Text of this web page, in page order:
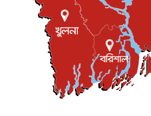
বিনোদন
ইস্ট লন্ডন মসজিদের জুমার খুতবা
লেন্স...
ইসলাম ও জীবন
সিলেটের কন্যা মোহিনী রশিদ
দেশজুড়ে
আজ থেকে সবার জন্য উন্মুক্ত জুলাই